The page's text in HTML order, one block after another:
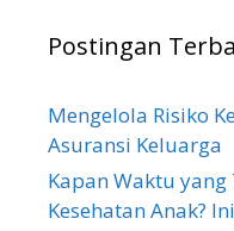
Postingan
Mengelola Risiko
Asuransi Keluarga
Kapan Waktu
Kesehatan Anak?